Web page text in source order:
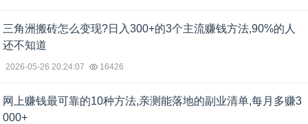
三角洲搬砖怎么变现?日入300+的3个主流赚钱方法,90%的人
还不知道
2026-05-26 20:24:07 16426
网上赚钱最可靠的10种方法,亲测能落地的副业清单,每月多赚3
000+